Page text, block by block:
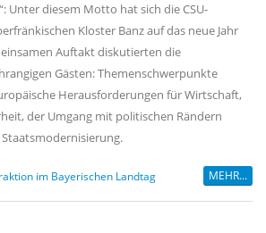
Unter diesem Motto hat sich die CSU-
Kloster Banz auf das neue Jahr
Auftakt diskutierten die
Gästen: Themenschwerpunkte
Herausforderungen für Wirtschaft,
der Umgang mit politischen Rändern
im Bayerischen Landtag MEHR...